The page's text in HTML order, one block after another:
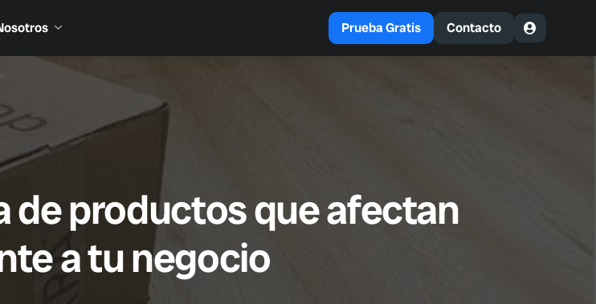
Prueba Gratis Contacto
de productos que afectan
a tu negocio